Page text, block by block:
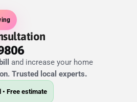
and increase your home
Trusted local experts.
• Free estimate